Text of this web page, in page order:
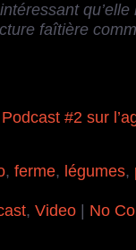
qu’elle
faîtière
Podcast #2 sur
, ferme, légumes,
, Video No